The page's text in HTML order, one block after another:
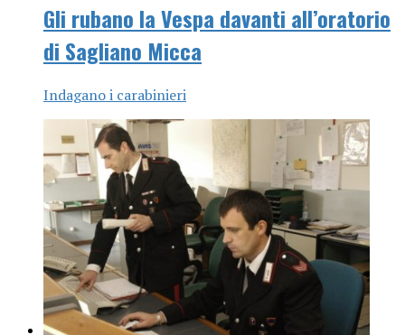
Gli rubano la Vespa davanti all’oratorio
di Sagliano Micca
Indagano i carabinieri